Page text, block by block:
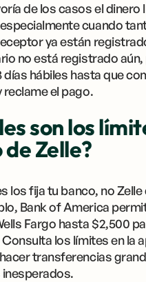
de los casos el dinero
cuando
ya están
no está registrado
días hábiles hasta que
el pago.
son los
Zelle?
los fija tu banco, no
Bank of America
Fargo hasta $2,500
los límites en la
transferencias